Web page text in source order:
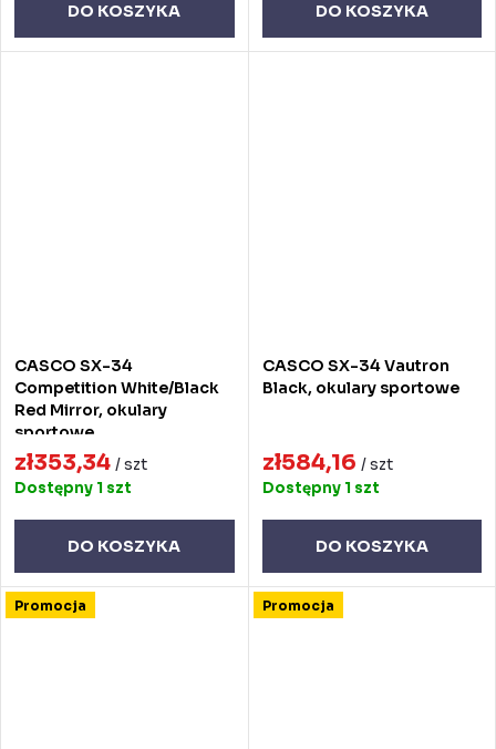
DO KOSZYKA DO KOSZYKA
CASCO SX-34
Competition White/Black
Red Mirror, okulary
sportowe
zł353,34 / szt
Dostępny 1 szt
DO KOSZYKA
CASCO SX-34 Vautron
Black, okulary sportowe
zł584,16 / szt
Dostępny 1 szt
DO KOSZYKA
Promocja Promocja